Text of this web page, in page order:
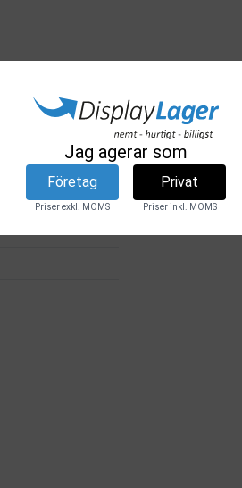
Jag agerar som
Företag
Priser exkl. MOMS
Privat
Priser inkl. MOMS